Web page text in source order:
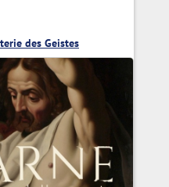
des Geistes